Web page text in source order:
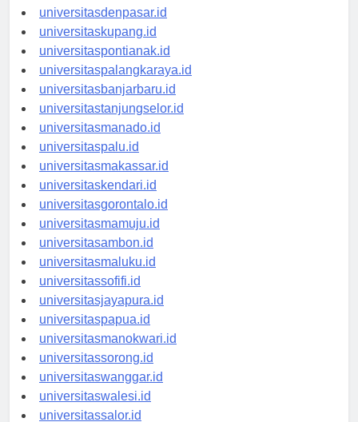
universitasbali.id
universitasdenpasar.id
universitaskupang.id
universitaspontianak.id
universitaspalangkaraya.id
universitasbanjarbaru.id
universitastanjungselor.id
universitasmanado.id
universitaspalu.id
universitasmakassar.id
universitaskendari.id
universitasgorontalo.id
universitasmamuju.id
universitasambon.id
universitasmaluku.id
universitassofifi.id
universitasjayapura.id
universitaspapua.id
universitasmanokwari.id
universitassorong.id
universitaswanggar.id
universitaswalesi.id